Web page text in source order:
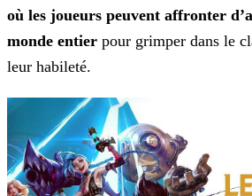
où les joueurs peuvent affronter
monde entier pour grimper dans le
leur habileté.